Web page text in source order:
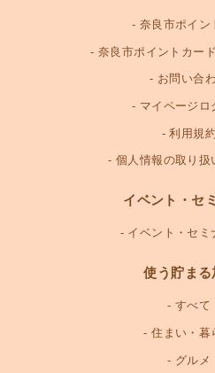
奈良市ポイン
奈良市ポイントカー
お問い合
マイページロ
利用規約
個人情報の取り扱
イベント・セ
イベント・セミ
使う貯まる
すべて
住まい・暮
グルメ